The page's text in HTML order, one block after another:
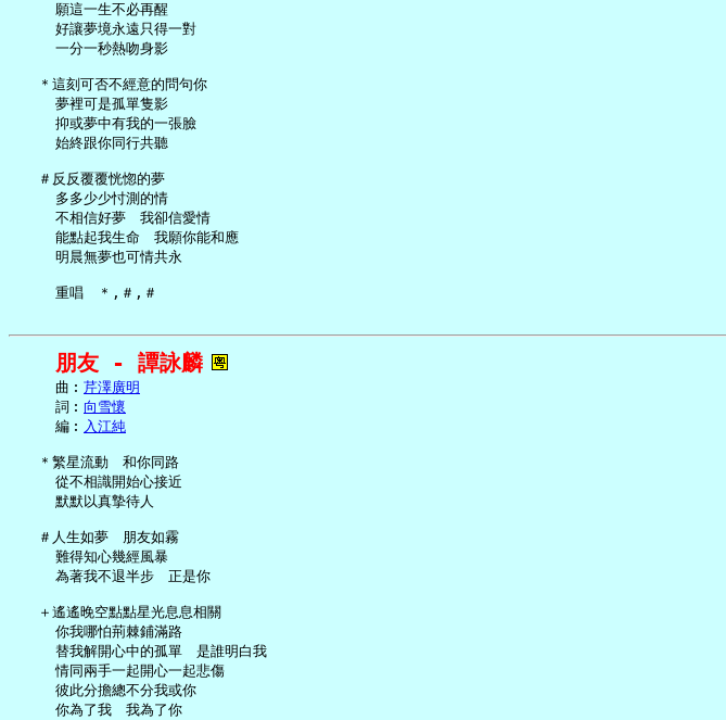
     願這一生不必再醒
     好讓夢境永遠只得一對
     一分一秒熱吻身影
   ＊這刻可否不經意的問句你
     夢裡可是孤單隻影
     抑或夢中有我的一張臉
     始終跟你同行共聽
   ＃反反覆覆恍惚的夢
     多多少少忖測的情
     不相信好夢　我卻信愛情
     能點起我生命　我願你能和應
     明晨無夢也可情共永
朋友 - 譚詠麟
     曲︰
芹澤廣明
     詞︰
向雪懷
     編︰
入江純
   ＊繁星流動　和你同路
     從不相識開始心接近
     默默以真摯待人
   ＃人生如夢　朋友如霧
     難得知心幾經風暴
     為著我不退半步　正是你
   ＋遙遙晚空點點星光息息相關
     你我哪怕荊棘鋪滿路
     替我解開心中的孤單　是誰明白我
     情同兩手一起開心一起悲傷
     彼此分擔總不分我或你
     你為了我　我為了你